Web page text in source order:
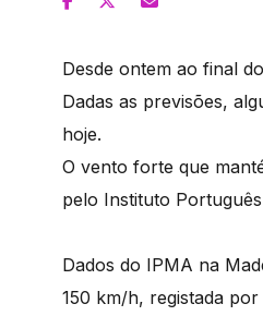
Desde ontem ao final
Dadas as previsões,
hoje.
O vento forte que
pelo Instituto
Dados do IPMA na
150 km/h, registada